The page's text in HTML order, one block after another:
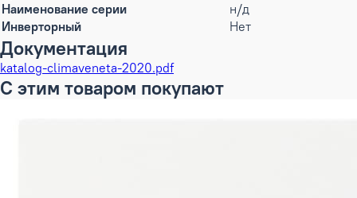
Наименование серии
н/д
Инверторный
Нет
Документация
katalog-climaveneta-2020.pdf
С этим товаром покупают